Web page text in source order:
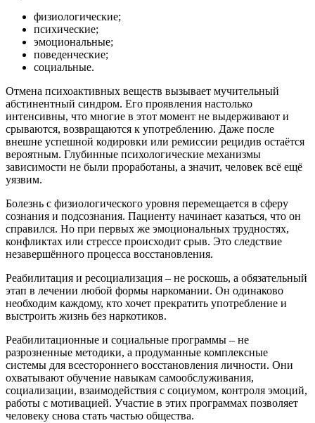
физиологические;
психические;
эмоциональные;
поведенческие;
социальные.
Отмена психоактивных веществ вызывает мучительный
абстинентный синдром. Его проявления настолько
интенсивны, что многие в этот момент не выдерживают и
срываются, возвращаются к употреблению. Даже после
внешне успешной кодировки или ремиссии рецидив остаётся
вероятным. Глубинные психологические механизмы
зависимости не были проработаны, а значит, человек всё ещё
уязвим.
Болезнь с физиологического уровня перемещается в сферу
сознания и подсознания. Пациенту начинает казаться, что он
справился. Но при первых же эмоциональных трудностях,
конфликтах или стрессе происходит срыв. Это следствие
незавершённого процесса восстановления.
Реабилитация и ресоциализация – не роскошь, а обязательный
этап в лечении любой формы наркомании. Он одинаково
необходим каждому, кто хочет прекратить употребление и
выстроить жизнь без наркотиков.
Реабилитационные и социальные программы – не
разрозненные методики, а продуманные комплексные
системы для всестороннего восстановления личности. Они
охватывают обучение навыкам самообслуживания,
социализации, взаимодействия с социумом, контроля эмоций,
работы с мотивацией. Участие в этих программах позволяет
человеку снова стать частью общества.